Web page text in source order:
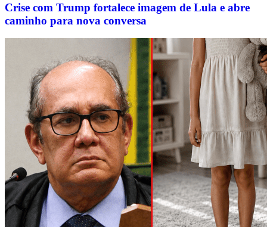
Crise com Trump fortalece imagem de Lula e abre
caminho para nova conversa